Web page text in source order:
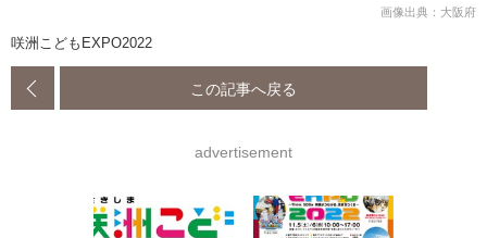
画像出典：大阪府
咲洲こどもEXPO2022
この記事へ戻る
advertisement